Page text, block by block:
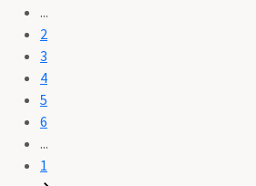
...
2
3
4
5
6
...
1